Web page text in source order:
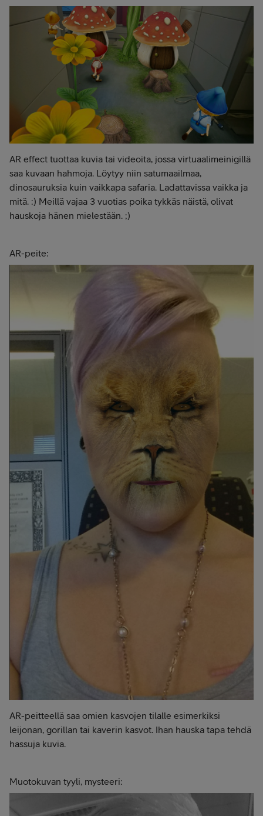
AR effect tuottaa kuvia tai videoita, jossa virtuaalimeinigillä
saa kuvaan hahmoja. Löytyy niin satumaailmaa,
dinosauruksia kuin vaikkapa safaria. Ladattavissa vaikka ja
mitä. :) Meillä vajaa 3 vuotias poika tykkäs näistä, olivat
hauskoja hänen mielestään. ;)
AR-peite:
AR-peitteellä saa omien kasvojen tilalle esimerkiksi
leijonan, gorillan tai kaverin kasvot. Ihan hauska tapa tehdä
hassuja kuvia.
Muotokuvan tyyli, mysteeri: